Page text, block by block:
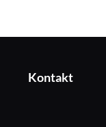
Kontakt